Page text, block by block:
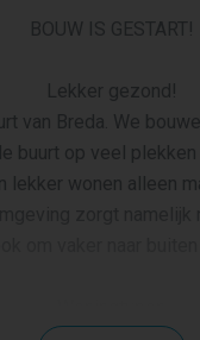
BOUW IS GESTART!
Lekker gezond!
van Breda. We
buurt op veel
wonen alleen